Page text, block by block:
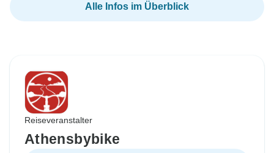
Alle Infos im Überblick
Reiseveranstalter
Athensbybike